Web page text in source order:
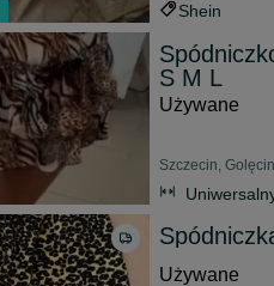
Shein
S M L
Używane
Szczecin,
Używane